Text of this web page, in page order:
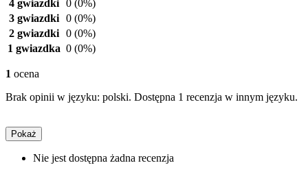
4 gwiazdki 0 (0%)
3 gwiazdki 0 (0%)
2 gwiazdki 0 (0%)
1 gwiazdka 0 (0%)
1 ocena
Brak opinii w języku: polski. Dostępna 1 recenzja w innym języku.
Pokaż
Nie jest dostępna żadna recenzja